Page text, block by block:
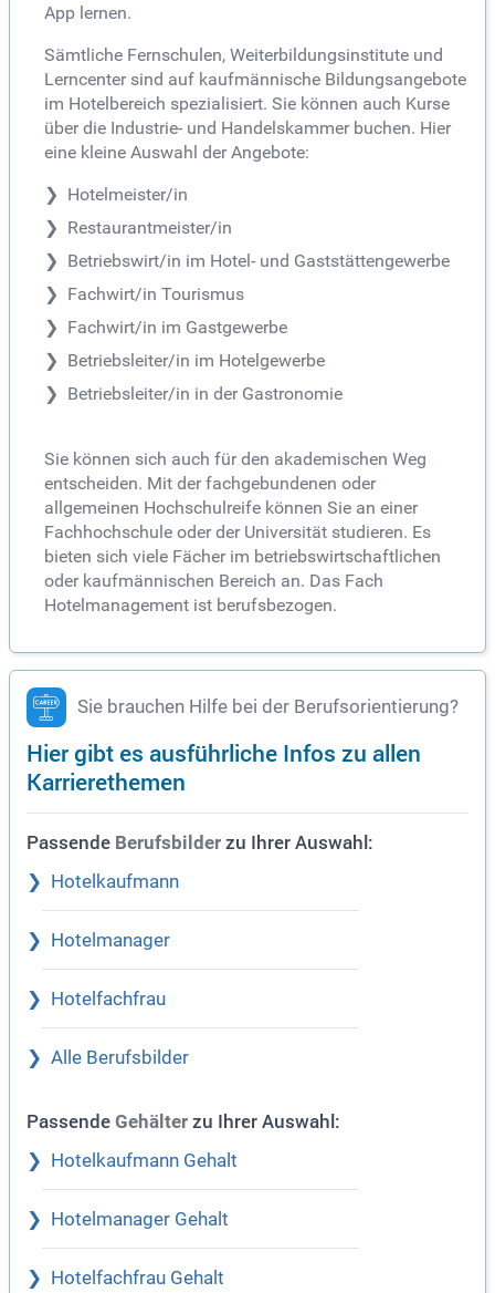
App lernen.
Sämtliche Fernschulen, Weiterbildungsinstitute und
Lerncenter sind auf kaufmännische Bildungsangebote
im Hotelbereich spezialisiert. Sie können auch Kurse
über die Industrie- und Handelskammer buchen. Hier
eine kleine Auswahl der Angebote:
Hotelmeister/in
Restaurantmeister/in
Betriebswirt/in im Hotel- und Gaststättengewerbe
Fachwirt/in Tourismus
Fachwirt/in im Gastgewerbe
Betriebsleiter/in im Hotelgewerbe
Betriebsleiter/in in der Gastronomie
Sie können sich auch für den akademischen Weg
entscheiden. Mit der fachgebundenen oder
allgemeinen Hochschulreife können Sie an einer
Fachhochschule oder der Universität studieren. Es
bieten sich viele Fächer im betriebswirtschaftlichen
oder kaufmännischen Bereich an. Das Fach
Hotelmanagement ist berufsbezogen.
Sie brauchen Hilfe bei der Berufsorientierung?
Hier gibt es ausführliche Infos zu allen
Karrierethemen
Passende Berufsbilder zu Ihrer Auswahl:
Hotelkaufmann
Hotelmanager
Hotelfachfrau
Alle Berufsbilder
Passende Gehälter zu Ihrer Auswahl:
Hotelkaufmann Gehalt
Hotelmanager Gehalt
Hotelfachfrau Gehalt